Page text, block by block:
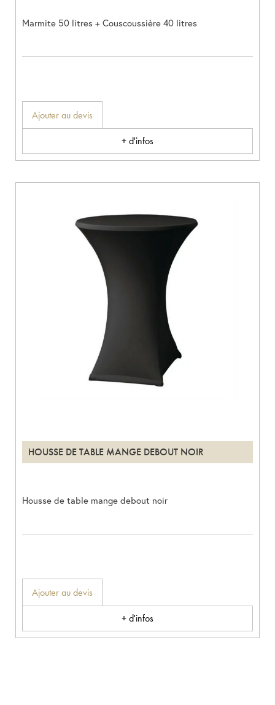
Marmite 50 litres + Couscoussière 40 litres
Ajouter au devis
+ d'infos
HOUSSE DE TABLE MANGE DEBOUT NOIR
Housse de table mange debout noir
Ajouter au devis
+ d'infos